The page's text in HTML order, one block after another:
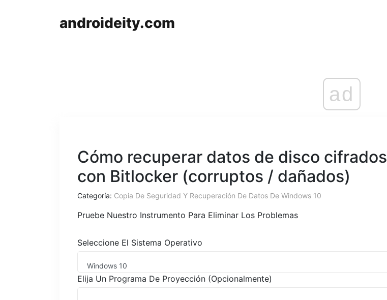
androideity.com
ad
Cómo recuperar datos de disco cifrados
con Bitlocker (corruptos / dañados)
Categoría: Copia De Seguridad Y Recuperación De Datos De Windows 10
Pruebe Nuestro Instrumento Para Eliminar Los Problemas
Seleccione El Sistema Operativo
Windows 10
Elija Un Programa De Proyección (Opcionalmente)